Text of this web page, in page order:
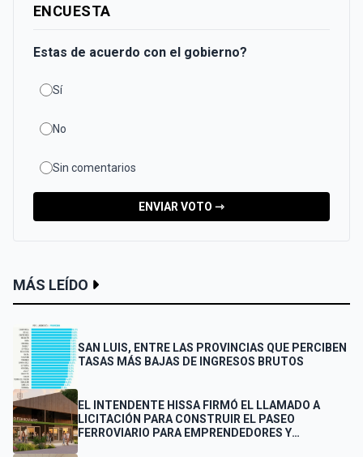
ENCUESTA
Estas de acuerdo con el gobierno?
Sí
No
Sin comentarios
ENVIAR VOTO ⇾
MÁS LEÍDO
SAN LUIS, ENTRE LAS PROVINCIAS QUE PERCIBEN
TASAS MÁS BAJAS DE INGRESOS BRUTOS
EL INTENDENTE HISSA FIRMÓ EL LLAMADO A
LICITACIÓN PARA CONSTRUIR EL PASEO
FERROVIARIO PARA EMPRENDEDORES Y